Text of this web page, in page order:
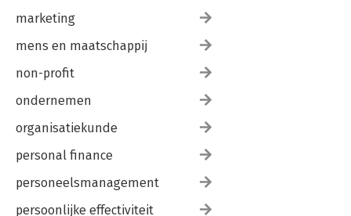
marketing
mens en maatschappij
non-profit
ondernemen
organisatiekunde
personal finance
personeelsmanagement
persoonlijke effectiviteit